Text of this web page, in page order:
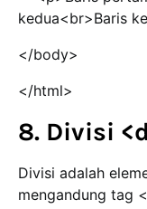
kedua<br>Baris
</body>
</html>
8. Divisi
Divisi adalah
mengandung tag